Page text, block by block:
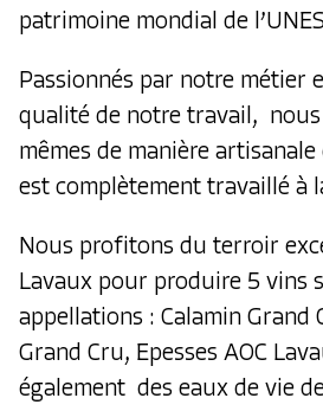
patrimoine mondial de
Passionnés par notre métier
qualité de notre travail,
mêmes de manière
est complètement travaillé à
Nous profitons du terroir
Lavaux pour produire 5 vins
appellations : Calamin Grand
Grand Cru, Epesses AOC
également des eaux de vie